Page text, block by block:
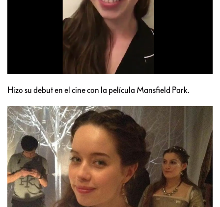
Hizo su debut en el cine con la película Mansfield Park.